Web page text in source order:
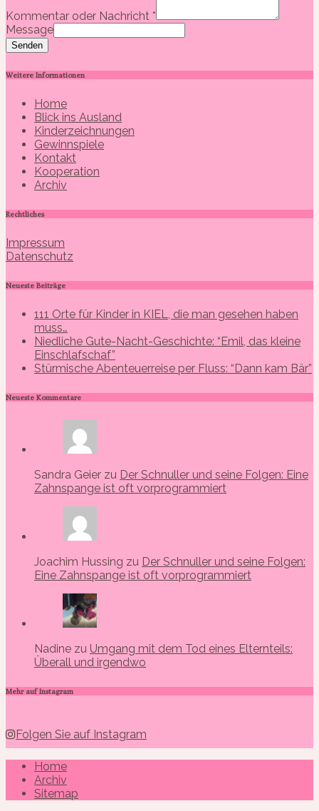
Kommentar oder Nachricht *
Message
Senden
Weitere Informationen
Home
Blick ins Ausland
Kinderzeichnungen
Gewinnspiele
Kontakt
Kooperation
Archiv
Rechtliches
Impressum
Datenschutz
Neueste Beiträge
111 Orte für Kinder in KIEL, die man gesehen haben
muss…
Niedliche Gute-Nacht-Geschichte: “Emil, das kleine
Einschlafschaf”
Stürmische Abenteuerreise per Fluss: “Dann kam Bär”
Neueste Kommentare
Sandra Geier zu Der Schnuller und seine Folgen: Eine
Zahnspange ist oft vorprogrammiert
Joachim Hussing zu Der Schnuller und seine Folgen:
Eine Zahnspange ist oft vorprogrammiert
Nadine zu Umgang mit dem Tod eines Elternteils:
Überall und irgendwo
Mehr auf Instagram
Folgen Sie auf Instagram
Home
Archiv
Sitemap